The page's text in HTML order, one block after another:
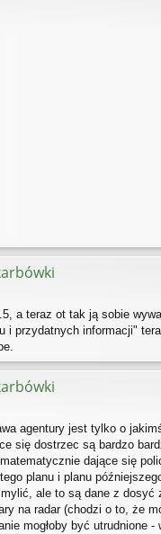
a teraz ot tak ją sobie
i przydatnych informacji"
agentury jest tylko o
się dostrzec są bardzo
dające się
planu i planu
ale to są dane z
na radar (chodzi o to, że
mogłoby być utrudnione